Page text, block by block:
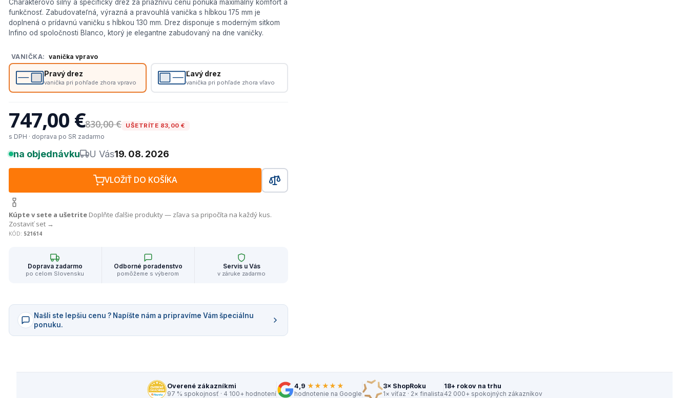
Charakterovo silný a špecifický drez za priaznivú cenu ponúka maximálny komfort a
funkčnosť. Zabudovateľná, výrazná a pravouhlá vanička s hĺbkou 175 mm je
doplnená o prídavnú vaničku s hĺbkou 130 mm. Drez disponuje s moderným sitkom
Infino od spoločnosti Blanco, ktorý je elegantne zabudovaný na dne vaničky.
VANIČKA: vanička vpravo
Pravý drez
vanička pri pohľade zhora vpravo
Ľavý drez
vanička pri pohľade zhora vľavo
747,00 €830,00 € UŠETRÍTE 83,00 €
s DPH · doprava po SR zadarmo
na objednávku U Vás19. 08. 2026
VLOŽIŤ DO KOŠÍKA
Kúpte v sete a ušetrite Doplňte ďalšie produkty — zľava sa pripočíta na každý kus.
Zostaviť set →
KÓD: 521614
Doprava zadarmo
po celom Slovensku
Odborné poradenstvo
pomôžeme s výberom
Servis u Vás
v záruke zadarmo
Našli ste lepšiu cenu ? Napíšte nám a pripravíme Vám špeciálnu
ponuku.
Overené zákazníkmi
97 % spokojnosť · 4 100+ hodnotení
4,9 ★★★★★
hodnotenie na Google
3× ShopRoku
1× víťaz · 2× finalista
18+ rokov na trhu
42 000+ spokojných zákazníkov